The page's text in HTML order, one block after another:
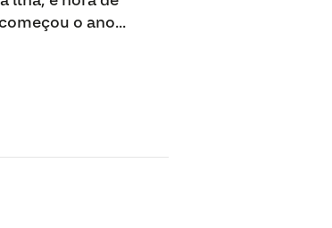
o ano...